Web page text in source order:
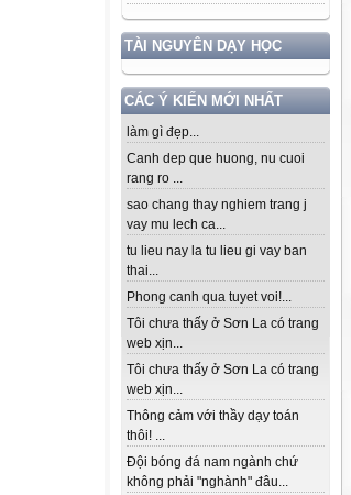
TÀI NGUYÊN DẠY HỌC
CÁC Ý KIẾN MỚI NHẤT
làm gì đẹp...
Canh dep que huong, nu cuoi
rang ro ...
sao chang thay nghiem trang j
vay mu lech ca...
tu lieu nay la tu lieu gi vay ban
thai...
Phong canh qua tuyet voi!...
Tôi chưa thấy ở Sơn La có trang
web xịn...
Tôi chưa thấy ở Sơn La có trang
web xịn...
Thông cảm với thầy dạy toán
thôi! ...
Đội bóng đá nam ngành chứ
không phải "nghành" đâu...